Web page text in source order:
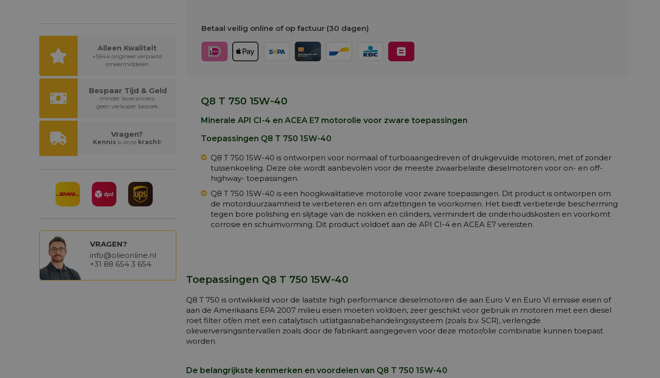
Betaal veilig online of op factuur (30 dagen)
Alleen Kwaliteit
+5644 origineel verpakte
smeermiddelen
Bespaar Tijd & Geld
minder leveranciers
geen verkoper bezoek
Vragen?
Kennisis onze kracht!
VRAGEN?
info@olieonline.nl
+31 88 654 3 654
Q8 T 750 15W-40
Minerale API CI-4 en ACEA E7 motorolie voor zware toepassingen
Toepassingen Q8 T 750 15W-40
Q8 T 750 15W-40 is ontworpen voor normaal of turboaangedreven of drukgevulde motoren, met of zonder
tussenkoeling. Deze olie wordt aanbevolen voor de meeste zwaarbelaste dieselmotoren voor on- en off-
highway- toepassingen.
Q8 T 750 15W-40 is een hoogkwalitatieve motorolie voor zware toepassingen. Dit product is ontworpen om
de motorduurzaamheid te verbeteren en om afzettingen te voorkomen. Het biedt verbeterde bescherming
tegen bore polishing en slijtage van de nokken en cilinders, vermindert de onderhoudskosten en voorkomt
corrosie en schuimvorming. Dit product voldoet aan de API CI-4 en ACEA E7 vereisten.
Toepassingen Q8 T 750 15W-40
Q8 T 750 is ontwikkeld voor de laatste high performance dieselmotoren die aan Euro V en Euro VI emissie eisen of
aan de Amerikaans EPA 2007 milieu eisen moeten voldoen, zeer geschikt voor gebruik in motoren met een diesel
roet filter of/en met een catalytisch uitlatgasnabehandelingssysteem (zoals b.v. SCR), verlengde
olieverversingsintervallen zoals door de fabrikant aangegeven voor deze motor/olie combinatie kunnen toepast
worden.
De belangrijkste kenmerken en voordelen van Q8 T 750 15W-40